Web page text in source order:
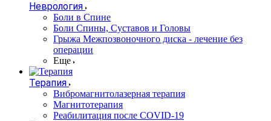
Неврология
Боли в Cпине
Боли Спины, Суставов и Головы
Грыжа Межпозвоночного диска - лечение без
операции
Еще
Терапия
Вибромагнитолазерная терапия
Магнитотерапия
Реабилитация после COVID-19